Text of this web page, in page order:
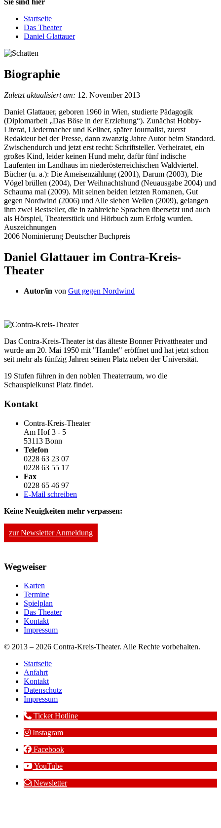
Startseite
Das Theater
Daniel Glattauer
Biographie
Zuletzt aktualisiert am: 12. November 2013
Daniel Glattauer, geboren 1960 in Wien, studierte Pädagogik
(Diplomarbeit „Das Böse in der Erziehung“). Zunächst Hobby-
Literat, Liedermacher und Kellner, später Journalist, zuerst
Redakteur bei der Presse, dann zwanzig Jahre Autor beim Standard.
Zwischendurch und jetzt erst recht: Schriftsteller. Verheiratet, ein
großes Kind, leider keinen Hund mehr, dafür fünf indische
Laufenten im Landhaus im niederösterreichischen Waldviertel.
Bücher (u. a.): Die Ameisenzählung (2001), Darum (2003), Die
Vögel brüllen (2004), Der Weihnachtshund (Neuausgabe 2004) und
Schauma mal (2009). Mit seinen beiden letzten Romanen, Gut
gegen Nordwind (2006) und Alle sieben Wellen (2009), gelangen
ihm zwei Bestseller, die in zahlreiche Sprachen übersetzt und auch
als Hörspiel, Theaterstück und Hörbuch zum Erfolg wurden.
Auszeichnungen
2006 Nominierung Deutscher Buchpreis
Daniel Glattauer im Contra-Kreis-
Theater
Autor/in von Gut gegen Nordwind
Das Contra-Kreis-Theater ist das älteste Bonner Privattheater und
wurde am 20. Mai 1950 mit "Hamlet" eröffnet und hat jetzt schon
seit mehr als fünfzig Jahren seinen Platz neben der Universität.
19 Stufen führen in den noblen Theaterraum, wo die
Schauspielkunst Platz findet.
Kontakt
Contra-Kreis-Theater
Am Hof 3 - 5
53113 Bonn
Telefon
0228 63 23 07
0228 63 55 17
Fax
0228 65 46 97
E-Mail schreiben
Keine Neuigkeiten mehr verpassen:
zur Newsletter Anmeldung
Wegweiser
Karten
Termine
Spielplan
Das Theater
Kontakt
Impressum
© 2013 – 2026 Contra-Kreis-Theater. Alle Rechte vorbehalten.
Startseite
Anfahrt
Kontakt
Datenschutz
Impressum
Ticket Hotline
Instagram
Facebook
YouTube
Newsletter